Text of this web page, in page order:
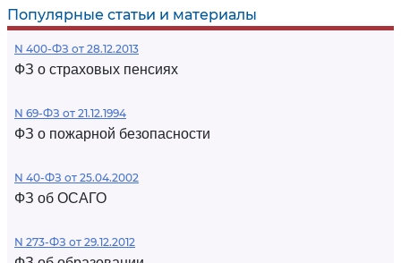
Популярные статьи и материалы
N 400-ФЗ от 28.12.2013
ФЗ о страховых пенсиях
N 69-ФЗ от 21.12.1994
ФЗ о пожарной безопасности
N 40-ФЗ от 25.04.2002
ФЗ об ОСАГО
N 273-ФЗ от 29.12.2012